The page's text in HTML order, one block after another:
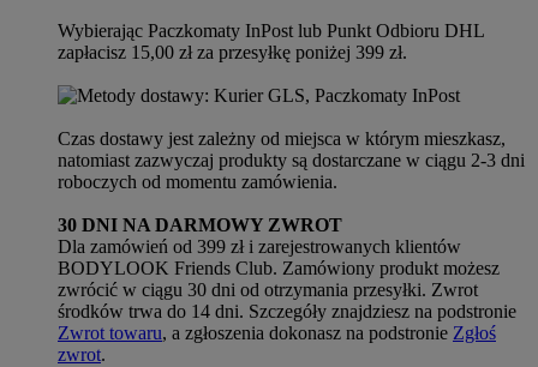
Wybierając Paczkomaty InPost lub Punkt Odbioru DHL
zapłacisz 15,00 zł za przesyłkę poniżej 399 zł.
Czas dostawy jest zależny od miejsca w którym mieszkasz,
natomiast zazwyczaj produkty są dostarczane w ciągu 2-3 dni
roboczych od momentu zamówienia.
30 DNI NA DARMOWY ZWROT
Dla zamówień od 399 zł i zarejestrowanych klientów
BODYLOOK Friends Club. Zamówiony produkt możesz
zwrócić w ciągu 30 dni od otrzymania przesyłki. Zwrot
środków trwa do 14 dni. Szczegóły znajdziesz na podstronie
Zwrot towaru, a zgłoszenia dokonasz na podstronie Zgłoś
zwrot.